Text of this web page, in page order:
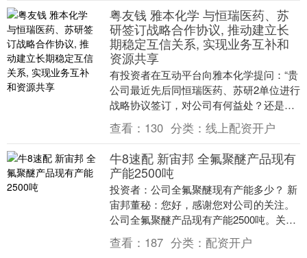
粤友钱 雅本化学 与恒瑞医药、苏
研签订战略合作协议, 推动建立长
期稳定互信关系, 实现业务互补和
资源共享
有投资者在互动平台向雅本化学提问：“贵
公司最近先后同恒瑞医药、苏研2单位进行
战略协议签订，对公司有何益处？还是说
纯在打配合赛！” 针对上述提问，雅本化
学回应称：....
查看： 130 分类： 线上配资开户
牛8速配 新宙邦 全氟聚醚产品现有
产能2500吨
投资者：公司全氟聚醚现有产能多少？ 新
宙邦董秘：您好，感谢您对公司的关注。
公司全氟聚醚产品现有产能2500吨。关于
公司的经营业绩情况请关注公司在巨潮资
讯网发布的....
查看： 187 分类： 配资开户